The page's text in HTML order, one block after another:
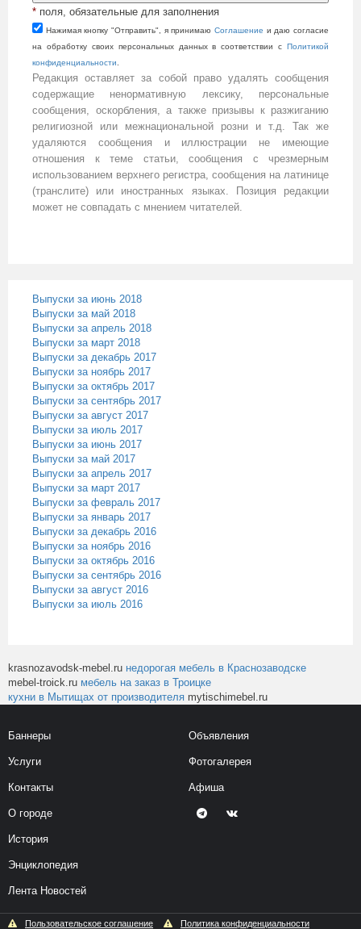
* поля, обязательные для заполнения
Нажимая кнопку "Отправить", я принимаю Cоглашение и даю согласие
на обработку своих персональных данных в соответствии с Политикой
конфиденциальности.
Редакция оставляет за собой право удалять сообщения
содержащие ненормативную лексику, персональные
сообщения, оскорбления, а также призывы к разжиганию
религиозной или межнациональной розни и т.д. Так же
удаляются сообщения и иллюстрации не имеющие
отношения к теме статьи, сообщения с чрезмерным
использованием верхнего регистра, сообщения на латинице
(транслите) или иностранных языках. Позиция редакции
может не совпадать с мнением читателей.
Выпуски за июнь 2018
Выпуски за май 2018
Выпуски за апрель 2018
Выпуски за март 2018
Выпуски за декабрь 2017
Выпуски за ноябрь 2017
Выпуски за октябрь 2017
Выпуски за сентябрь 2017
Выпуски за август 2017
Выпуски за июль 2017
Выпуски за июнь 2017
Выпуски за май 2017
Выпуски за апрель 2017
Выпуски за март 2017
Выпуски за февраль 2017
Выпуски за январь 2017
Выпуски за декабрь 2016
Выпуски за ноябрь 2016
Выпуски за октябрь 2016
Выпуски за сентябрь 2016
Выпуски за август 2016
Выпуски за июль 2016
krasnozavodsk-mebel.ru недорогая мебель в Краснозаводске
mebel-troick.ru мебель на заказ в Троицке
кухни в Мытищах от производителя mytischimebel.ru
Баннеры
Услуги
Контакты
О городе
История
Энциклопедия
Лента Новостей
Объявления
Фотогалерея
Афиша
Пользовательское соглашение Политика конфиденциальности